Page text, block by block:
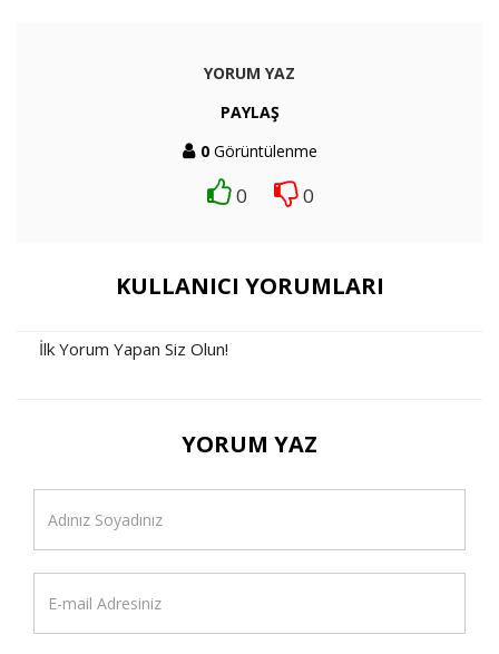
YORUM YAZ
PAYLAŞ
0Görüntülenme
0 0
KULLANICI YORUMLARI
İlk Yorum Yapan Siz Olun!
YORUM YAZ